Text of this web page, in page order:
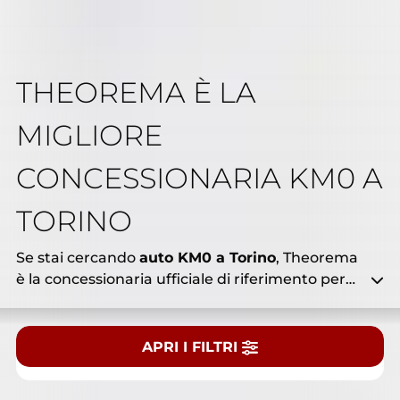
THEOREMA È LA
MIGLIORE
CONCESSIONARIA KM0 A
TORINO
Se stai cercando auto KM0 a Torino, Theorema
è la concessionaria ufficiale di riferimento per
qualità. Presso le nostre sedi trovi un’ampia
gamma di auto km0 multimarca,
immatricolate da poco, con pochissimi
APRI I FILTRI
Tipologia
Marca
Modello